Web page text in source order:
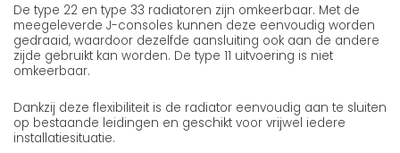
De type 22 en type 33 radiatoren zijn omkeerbaar. Met de
meegeleverde J-consoles kunnen deze eenvoudig worden
gedraaid, waardoor dezelfde aansluiting ook aan de andere
zijde gebruikt kan worden. De type 11 uitvoering is niet
omkeerbaar.
Dankzij deze flexibiliteit is de radiator eenvoudig aan te sluiten
op bestaande leidingen en geschikt voor vrijwel iedere
installatiesituatie.